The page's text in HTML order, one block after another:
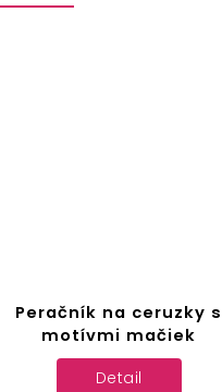
Peračník na ceruzky s
motívmi mačiek
Detail